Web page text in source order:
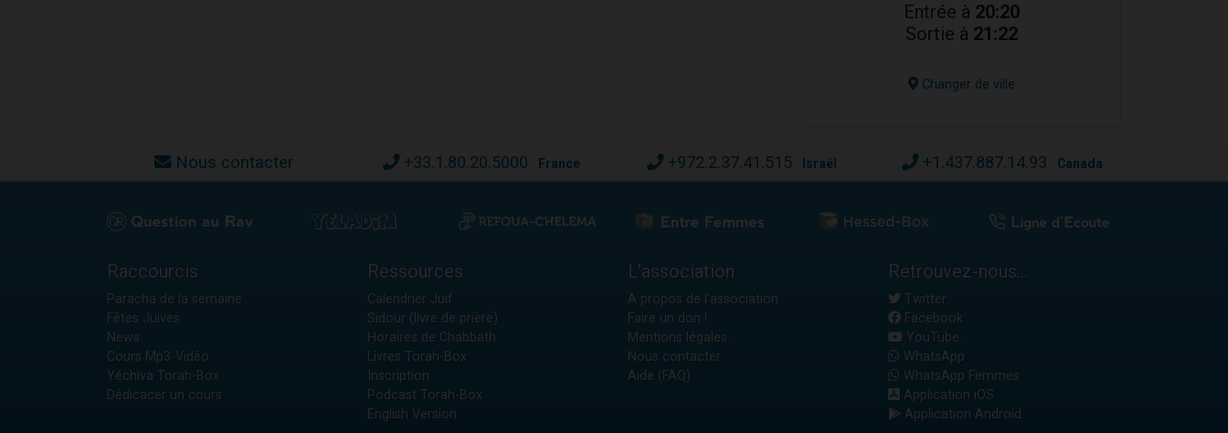
Entrée à 20:20
Sortie à 21:22
Changer de ville
Nous contacter +33.1.80.20.5000 France +972.2.37.41.515 Israël +1.437.887.14.93 Canada
Raccourcis
Paracha de la semaine
Fêtes Juives
News
Cours Mp3-Vidéo
Yéchiva Torah-Box
Dédicacer un cours
Ressources
Calendrier Juif
Sidour (livre de prière)
Horaires de Chabbath
Livres Torah-Box
Inscription
Podcast Torah-Box
English Version
L'association
A propos de l'association
Faire un don !
Mentions légales
Nous contacter
Aide (FAQ)
Retrouvez-nous...
Twitter
Facebook
YouTube
WhatsApp
WhatsApp Femmes
Application iOS
Application Android